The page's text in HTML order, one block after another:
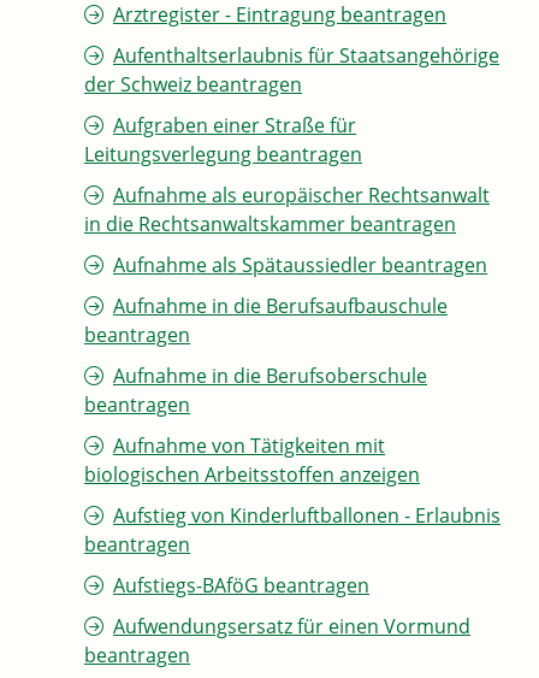
Arztregister - Eintragung beantragen
Aufenthaltserlaubnis für Staatsangehörige
der Schweiz beantragen
Aufgraben einer Straße für
Leitungsverlegung beantragen
Aufnahme als europäischer Rechtsanwalt
in die Rechtsanwaltskammer beantragen
Aufnahme als Spätaussiedler beantragen
Aufnahme in die Berufsaufbauschule
beantragen
Aufnahme in die Berufsoberschule
beantragen
Aufnahme von Tätigkeiten mit
biologischen Arbeitsstoffen anzeigen
Aufstieg von Kinderluftballonen - Erlaubnis
beantragen
Aufstiegs-BAföG beantragen
Aufwendungsersatz für einen Vormund
beantragen